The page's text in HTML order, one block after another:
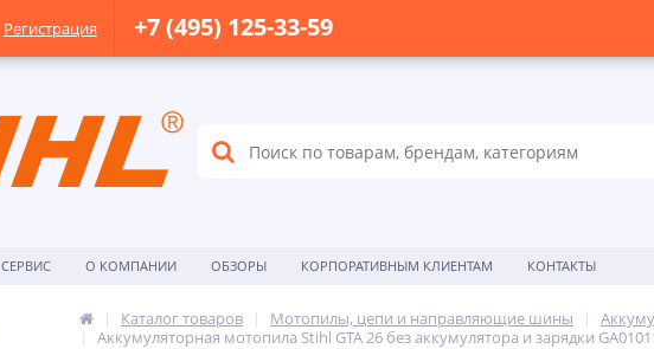
СЕРВИС О КОМПАНИИ ОБЗОРЫ КОРПОРАТИВНЫМ КЛИЕНТАМ КОНТАКТЫ
Каталог товаров Мотопилы, цепи и направляющие шины
Аккумуляторная мотопила Stihl GTA 26 без аккумулятора и зарядки
Регистрация +7 (495) 125-33-59